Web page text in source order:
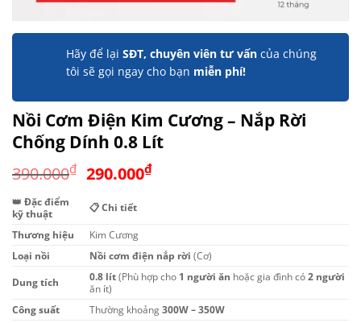
Hãy để lại SĐT, chuyên viên tư vấn của chúng
tôi sẽ gọi ngay cho bạn miễn phí!
Nồi Cơm Điện Kim Cương – Nắp Rời
Chống Dính 0.8 Lít
390.000₫ Giá
là:
390.000₫.
290.000₫Giá
290.000₫.
👑 Đặc điểm
kỹ thuật
📋 Chi tiết
Thương hiệu
Kim Cương
Loại nồi
Nồi cơm điện nắp rời (Cơ)
Dung tích 0.8 lít(Phù hợp cho 1 người ăn hoặc gia đình có2 người
ăn ít)
Công suất
Thường khoảng300W – 350W